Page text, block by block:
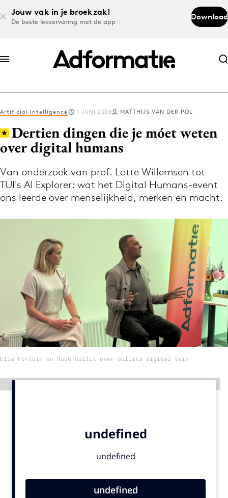
Jouw vak in je broekzak!
De beste leeservaring met de app
Download
Abonneer nu
Abonneer nu
Log in
Volg het laatste nieuws via de Adformatie
Nieuws app
Home
9 sept: GenAI-training
12 nov: MarketingLive!
Adverteren
Events
Vacatures
Campagnes
Artificial Intelligence 1 JUNI 2026 MATTHIJS VAN DER POL
Dertien dingen die je móet weten
over digital humans
Van onderzoek van prof. Lotte Willemsen tot
TUI's AI Explorer: wat het Digital Humans-event
ons leerde over menselijkheid, merken en macht.
Ella Fortuin en Ruud Gullit over Gullits digital twin